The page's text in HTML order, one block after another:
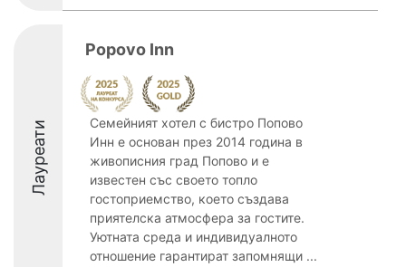
Лауреати
Popovo Inn
Семейният хотел с бистро Попово
Инн е основан през 2014 година в
живописния град Попово и е
известен със своето топло
гостоприемство, което създава
приятелска атмосфера за гостите.
Уютната среда и индивидуалното
отношение гарантират запомнящи ...